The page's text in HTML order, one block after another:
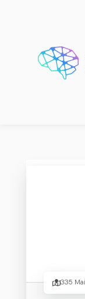
335